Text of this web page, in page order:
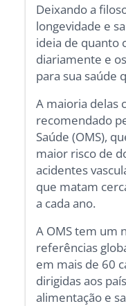
Deixando a
longevidade e
ideia de quanto
diariamente e
para sua saúde
A maioria delas
recomendado
Saúde (OMS),
maior risco de
acidentes
que matam
a cada ano.
A OMS tem um
referências
em mais de 60
dirigidas aos
alimentação e